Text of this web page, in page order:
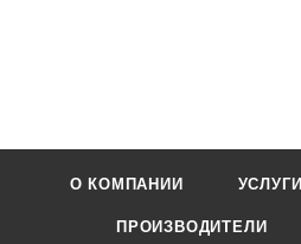
О КОМПАНИИ УСЛУГИ
ПРОИЗВОДИТЕЛИ